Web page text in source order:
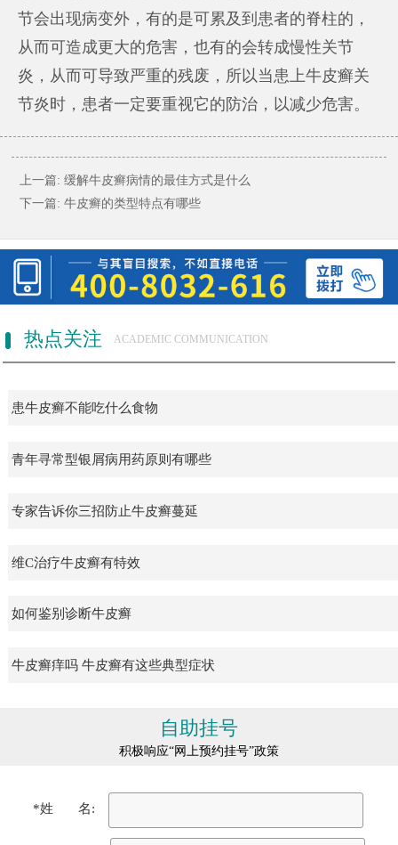
节会出现病变外，有的是可累及到患者的脊柱的，
从而可造成更大的危害，也有的会转成慢性关节
炎，从而可导致严重的残废，所以当患上牛皮癣关
节炎时，患者一定要重视它的防治，以减少危害。
上一篇: 缓解牛皮癣病情的最佳方式是什么
下一篇: 牛皮癣的类型特点有哪些
热点关注 ACADEMIC COMMUNICATION
患牛皮癣不能吃什么食物
青年寻常型银屑病用药原则有哪些
专家告诉你三招防止牛皮癣蔓延
维C治疗牛皮癣有特效
如何鉴别诊断牛皮癣
牛皮癣痒吗 牛皮癣有这些典型症状
自助挂号
积极响应“网上预约挂号”政策
*姓 名: